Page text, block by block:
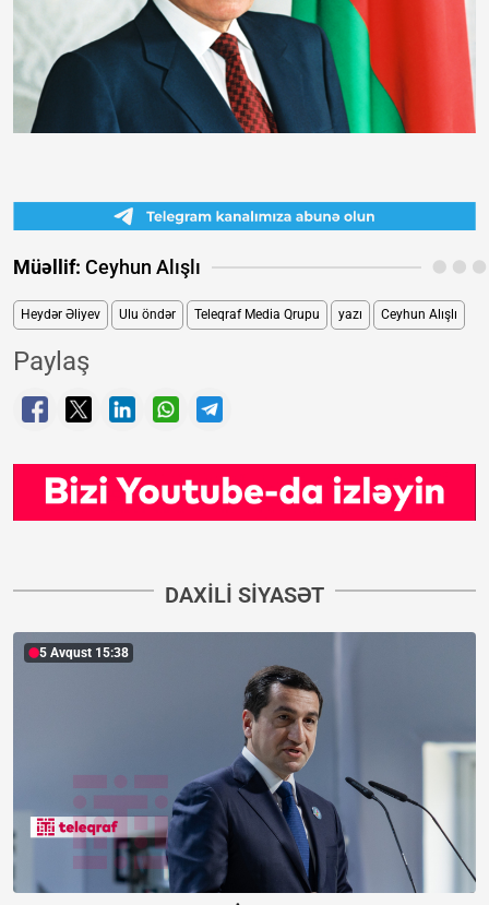
Müəllif: Ceyhun Alışlı
Heydər Əliyev Ulu öndər Teleqraf Media Qrupu yazı Ceyhun Alışlı
Paylaş
DAXILI SIYASƏT
5 Avqust 15:38